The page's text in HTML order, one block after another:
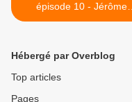
épisode 10 - Jérôme
Reijasse (Burgalat
risotto kholoto)
Hébergé par Overblog
Top articles
Pages